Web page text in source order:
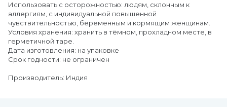
Использовать с осторожностью: людям, склонным к
аллергиям, с индивидуальной повышенной
чувствительностью, беременным и кормящим женщинам.
Условия хранения: хранить в тёмном, прохладном месте, в
герметичной таре.
Дата изготовления: на упаковке
Срок годности: не ограничен
Производитель: Индия